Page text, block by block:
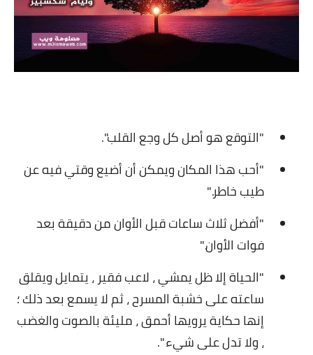
"التوقع هو أصل كل وجع القلب".
"أحب هذا المكان ويمكن أن أضيع وقتي فيه عن
طيب خاطر."
"أفضل ثلاث ساعات قبل الأوان من دقيقة بعد
فوات الأوان."
"الحياة إلا ظل يمشي ، لاعب فقير ، يتمايل ويقلق
ساعته على خشبة المسرح ، ثم لا يسمع بعد ذلك ؛
إنها حكاية يرويها أحمق ، مليئة بالصوت والغضب
، ولا تدل على شيء ".